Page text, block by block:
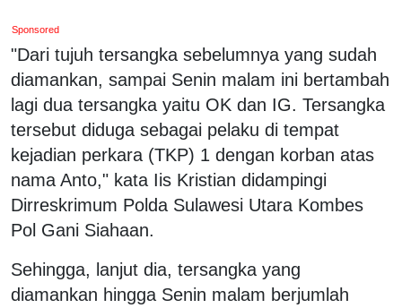
Sponsored
"Dari tujuh tersangka sebelumnya yang sudah
diamankan, sampai Senin malam ini bertambah
lagi dua tersangka yaitu OK dan IG. Tersangka
tersebut diduga sebagai pelaku di tempat
kejadian perkara (TKP) 1 dengan korban atas
nama Anto," kata Iis Kristian didampingi
Dirreskrimum Polda Sulawesi Utara Kombes
Pol Gani Siahaan.
Sehingga, lanjut dia, tersangka yang
diamankan hingga Senin malam berjumlah